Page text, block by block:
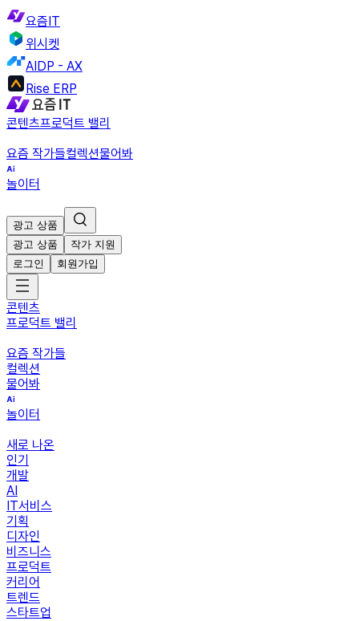
요즘IT
위시켓
AIDP - AX
Rise ERP
콘텐츠프로덕트 밸리
요즘 작가들컬렉션물어봐
놀이터
광고 상품
광고 상품
작가 지원
로그인
회원가입
콘텐츠
프로덕트 밸리
요즘 작가들
컬렉션
물어봐
놀이터
새로 나온
인기
개발
AI
IT서비스
기획
디자인
비즈니스
프로덕트
커리어
트렌드
스타트업